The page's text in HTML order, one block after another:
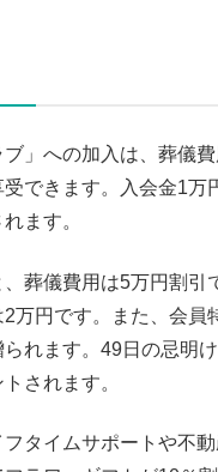
ブ」への加入は、葬儀
できます。入会金1万
ます。
葬儀費用は5万円割引
万円です。また、会員
れます。49日の忌明
されます。
フタイムサポートや不